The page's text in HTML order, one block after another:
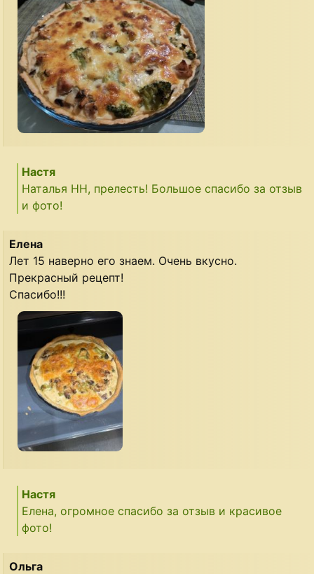
Настя
Наталья НН, прелесть! Большое спасибо за отзыв
и фото!
Елена
Лет 15 наверно его знаем. Очень вкусно.
Прекрасный рецепт!
Спасибо!!!
Настя
Елена, огромное спасибо за отзыв и красивое
фото!
Ольга